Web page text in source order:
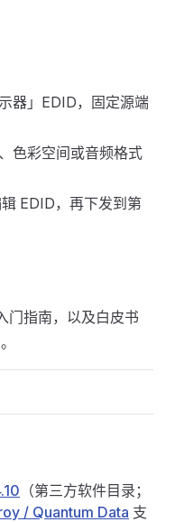
器」EDID，固定源端
色彩空间或音频格式
EDID，再下发到第
门指南，以及白皮书
（第三方软件目录；
/ Quantum Data 支